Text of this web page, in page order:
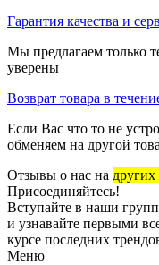
Гарантия качества и
Мы предлагаем только
уверены
Возврат товара в
Если Вас что то не
обменяем на другой
Отзывы о нас на других
Присоединяйтесь!
Вступайте в наши
и узнавайте первыми
курсе последних
Меню